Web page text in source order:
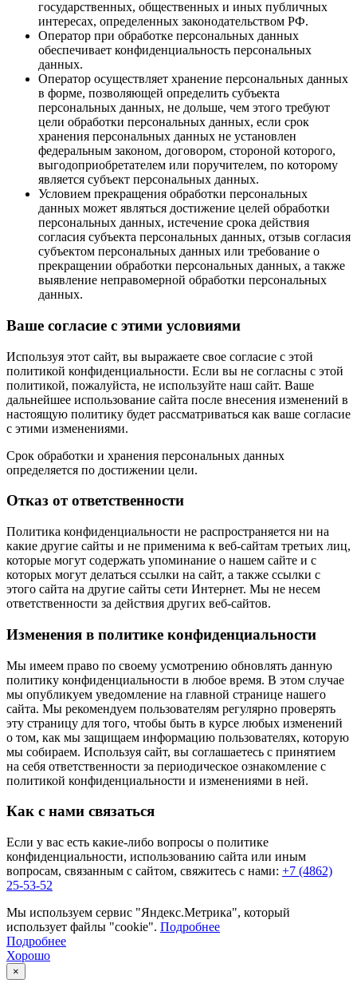
государственных, общественных и иных публичных
интересах, определенных законодательством РФ.
Оператор при обработке персональных данных
обеспечивает конфиденциальность персональных
данных.
Оператор осуществляет хранение персональных данных
в форме, позволяющей определить субъекта
персональных данных, не дольше, чем этого требуют
цели обработки персональных данных, если срок
хранения персональных данных не установлен
федеральным законом, договором, стороной которого,
выгодоприобретателем или поручителем, по которому
является субъект персональных данных.
Условием прекращения обработки персональных
данных может являться достижение целей обработки
персональных данных, истечение срока действия
согласия субъекта персональных данных, отзыв согласия
субъектом персональных данных или требование о
прекращении обработки персональных данных, а также
выявление неправомерной обработки персональных
данных.
Ваше согласие с этими условиями
Используя этот сайт, вы выражаете свое согласие с этой
политикой конфиденциальности. Если вы не согласны с этой
политикой, пожалуйста, не используйте наш сайт. Ваше
дальнейшее использование сайта после внесения изменений в
настоящую политику будет рассматриваться как ваше согласие
с этими изменениями.
Срок обработки и хранения персональных данных
определяется по достижении цели.
Отказ от ответственности
Политика конфиденциальности не распространяется ни на
какие другие сайты и не применима к веб-сайтам третьих лиц,
которые могут содержать упоминание о нашем сайте и с
которых могут делаться ссылки на сайт, а также ссылки с
этого сайта на другие сайты сети Интернет. Мы не несем
ответственности за действия других веб-сайтов.
Изменения в политике конфиденциальности
Мы имеем право по своему усмотрению обновлять данную
политику конфиденциальности в любое время. В этом случае
мы опубликуем уведомление на главной странице нашего
сайта. Мы рекомендуем пользователям регулярно проверять
эту страницу для того, чтобы быть в курсе любых изменений
о том, как мы защищаем информацию пользователях, которую
мы собираем. Используя сайт, вы соглашаетесь с принятием
на себя ответственности за периодическое ознакомление с
политикой конфиденциальности и изменениями в ней.
Как с нами связаться
Если у вас есть какие-либо вопросы о политике
конфиденциальности, использованию сайта или иным
вопросам, связанным с сайтом, свяжитесь с нами: +7 (4862)
25-53-52
Мы используем сервис "Яндекс.Метрика", который
использует файлы "cookie". Подробнее
Подробнее
Хорошо
×